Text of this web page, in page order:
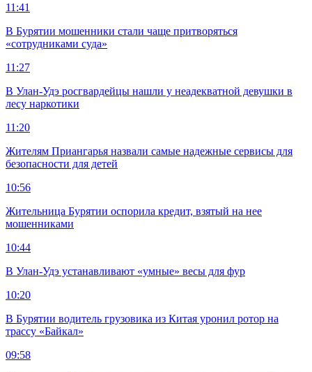
11:41
В Бурятии мошенники стали чаще притворяться
«сотрудниками суда»
11:27
В Улан-Удэ росгвардейцы нашли у неадекватной девушки в
лесу наркотики
11:20
Жителям Приангарья назвали самые надежные сервисы для
безопасности для детей
10:56
Жительница Бурятии оспорила кредит, взятый на нее
мошенниками
10:44
В Улан-Удэ устанавливают «умные» весы для фур
10:20
В Бурятии водитель грузовика из Китая уронил ротор на
трассу «Байкал»
09:58